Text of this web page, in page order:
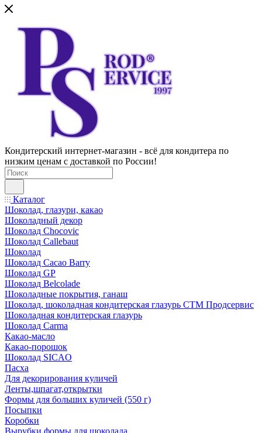
Кондитерский интернет-магазин - всё для кондитера по
низким ценам с доставкой по России!
Каталог
Шоколад, глазури, какао
Шоколадный декор
Шоколад Chocovic
Шоколад Callebaut
Шоколад
Шоколад Cacao Barry
Шоколад GP
Шоколад Belcolade
Шоколадные покрытия, ганаш
Шоколад, шоколадная кондитерская глазурь СТМ Продсервис
Шоколадная кондитерская глазурь
Шоколад Carma
Какао-масло
Какао-порошок
Шоколад SICAO
Пасха
Для декорирования куличей
Ленты,шпагат,открытки
Формы для больших куличей (550 г)
Посыпки
Коробки
Вырубки,формы для шоколада